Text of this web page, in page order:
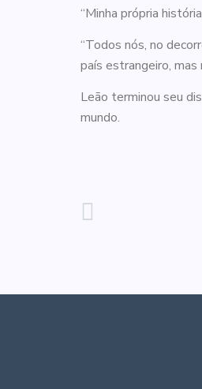
“Minha própria
“Todos nós, no
país estrangeiro, mas
Leão terminou seu
mundo.